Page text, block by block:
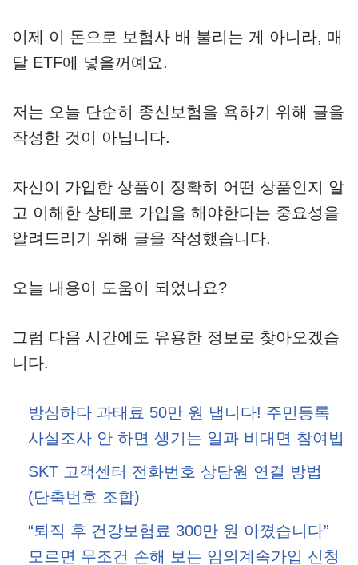
이제 이 돈으로 보험사 배 불리는 게 아니라, 매
달 ETF에 넣을꺼예요.
저는 오늘 단순히 종신보험을 욕하기 위해 글을
작성한 것이 아닙니다.
자신이 가입한 상품이 정확히 어떤 상품인지 알
고 이해한 상태로 가입을 해야한다는 중요성을
알려드리기 위해 글을 작성했습니다.
오늘 내용이 도움이 되었나요?
그럼 다음 시간에도 유용한 정보로 찾아오겠습
니다.
방심하다 과태료 50만 원 냅니다! 주민등록
사실조사 안 하면 생기는 일과 비대면 참여법
SKT 고객센터 전화번호 상담원 연결 방법
(단축번호 조합)
“퇴직 후 건강보험료 300만 원 아꼈습니다”
모르면 무조건 손해 보는 임의계속가입 신청